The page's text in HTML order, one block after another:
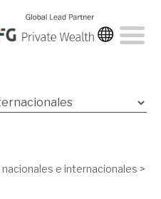
e internacionales >